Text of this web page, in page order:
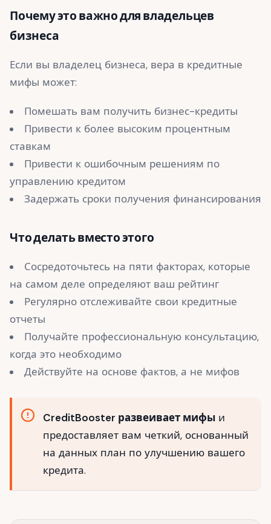
Почему это важно для владельцев
бизнеса
Если вы владелец бизнеса, вера в кредитные
мифы может:
Помешать вам получить бизнес-кредиты
Привести к более высоким процентным
ставкам
Привести к ошибочным решениям по
управлению кредитом
Задержать сроки получения финансирования
Что делать вместо этого
Сосредоточьтесь на пяти факторах, которые
на самом деле определяют ваш рейтинг
Регулярно отслеживайте свои кредитные
отчеты
Получайте профессиональную консультацию,
когда это необходимо
Действуйте на основе фактов, а не мифов
CreditBooster развеивает мифы и
предоставляет вам четкий, основанный
на данных план по улучшению вашего
кредита.